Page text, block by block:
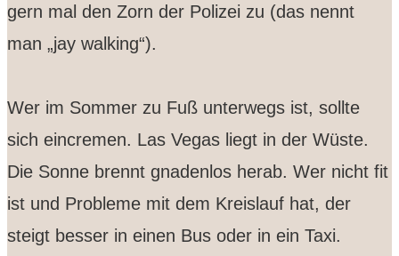
gern mal den Zorn der Polizei zu (das nennt
man „jay walking“).
Wer im Sommer zu Fuß unterwegs ist, sollte
sich eincremen. Las Vegas liegt in der Wüste.
Die Sonne brennt gnadenlos herab. Wer nicht fit
ist und Probleme mit dem Kreislauf hat, der
steigt besser in einen Bus oder in ein Taxi.